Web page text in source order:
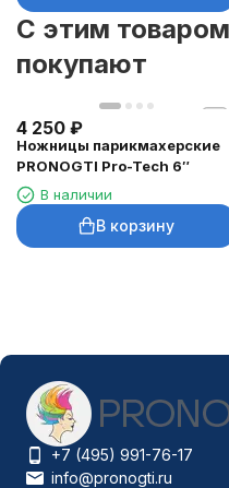
C этим
покупают
4 250 ₽
Ножницы парикмахерские
PRONOGTI Pro-Tech 6″
В наличии
В корзину
+7 (495) 991-76-17
info@pronogti.ru